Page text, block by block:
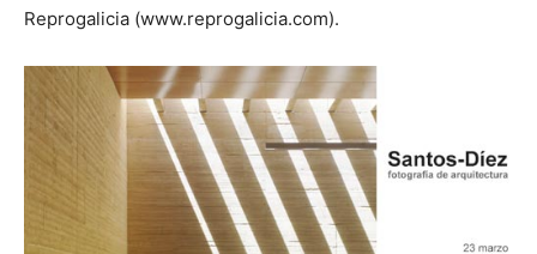
Reprogalicia (www.reprogalicia.com).